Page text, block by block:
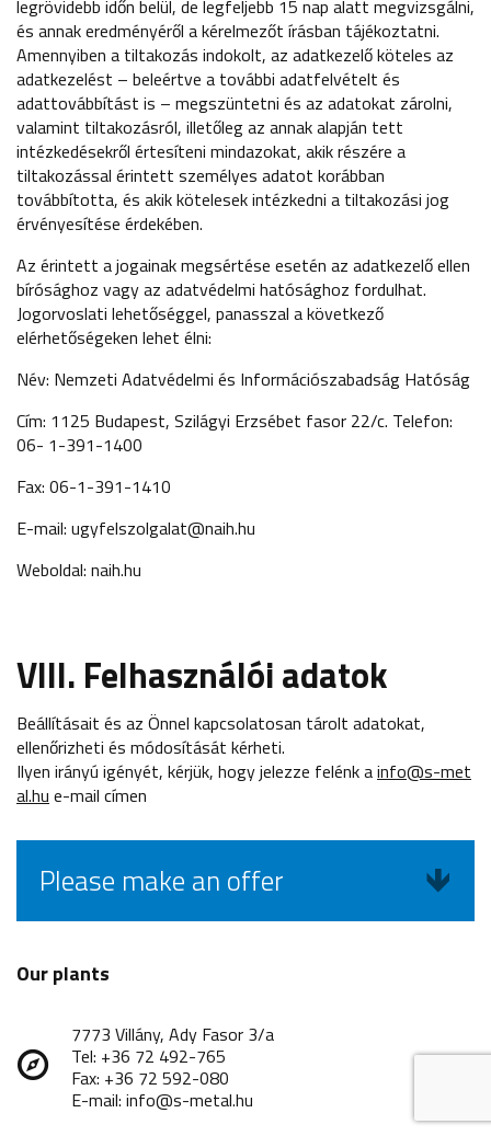
legrövidebb időn belül, de legfeljebb 15 nap alatt megvizsgálni,
és annak eredményéről a kérelmezőt írásban tájékoztatni.
Amennyiben a tiltakozás indokolt, az adatkezelő köteles az
adatkezelést – beleértve a további adatfelvételt és
adattovábbítást is – megszüntetni és az adatokat zárolni,
valamint tiltakozásról, illetőleg az annak alapján tett
intézkedésekről értesíteni mindazokat, akik részére a
tiltakozással érintett személyes adatot korábban
továbbította, és akik kötelesek intézkedni a tiltakozási jog
érvényesítése érdekében.
Az érintett a jogainak megsértése esetén az adatkezelő ellen
bírósághoz vagy az adatvédelmi hatósághoz fordulhat.
Jogorvoslati lehetőséggel, panasszal a következő
elérhetőségeken lehet élni:
Név: Nemzeti Adatvédelmi és Információszabadság Hatóság
Cím: 1125 Budapest, Szilágyi Erzsébet fasor 22/c. Telefon:
06- 1-391-1400
Fax: 06-1-391-1410
E-mail: ugyfelszolgalat@naih.hu
Weboldal: naih.hu
VIII. Felhasználói adatok
Beállításait és az Önnel kapcsolatosan tárolt adatokat,
ellenőrizheti és módosítását kérheti.
Ilyen irányú igényét, kérjük, hogy jelezze felénk ainfo@s-met
al.hu e-mail címen
Please make an offer
Our plants
7773 Villány, Ady Fasor 3/a
Tel: +36 72 492-765
Fax: +36 72 592-080
E-mail: info@s-metal.hu